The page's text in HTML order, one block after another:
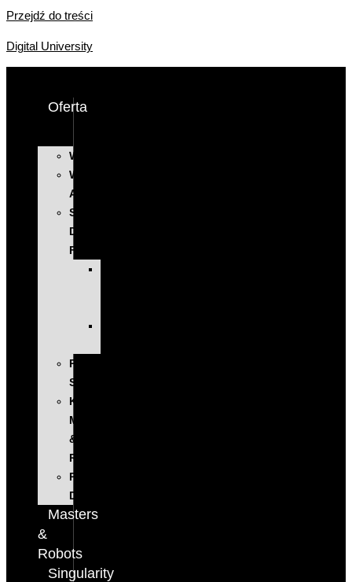
Przejdź do treści
Digital University
Oferta
WYSTĄPIENIA
WARSZTATY
AI
SZKOLENIA
DLA
FIRM
PROGRAM
SINGULARITY
KONFERENCJA
MASTERS
&
ROBOTS
PODCAST
DIGITALKS
Masters
&
Robots
Singularity